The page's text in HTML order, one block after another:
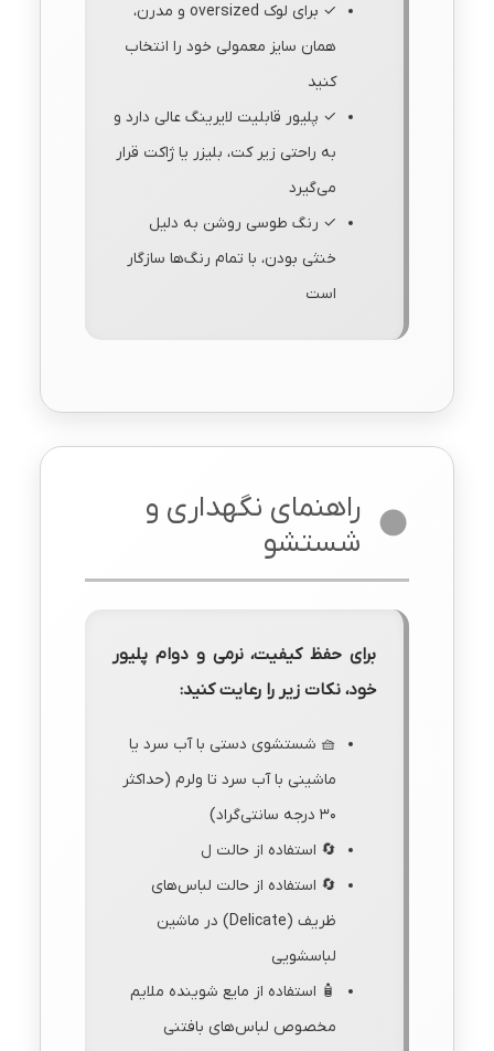
✓ برای لوک oversized و مدرن،
همان سایز معمولی خود را انتخاب
کنید
✓ پلیور قابلیت لایرینگ عالی دارد و
به راحتی زیر کت، بلیزر یا ژاکت قرار
می‌گیرد
✓ رنگ طوسی روشن به دلیل
خنثی بودن، با تمام رنگ‌ها سازگار
است
راهنمای نگهداری و
شستشو
برای حفظ کیفیت، نرمی و دوام پلیور
خود، نکات زیر را رعایت کنید:
🧺 شستشوی دستی با آب سرد یا
ماشینی با آب سرد تا ولرم (حداکثر
۳۰ درجه سانتی‌گراد)
🔄 استفاده از حالت ل
🔄 استفاده از حالت لباس‌های
ظریف (Delicate) در ماشین
لباسشویی
🧴 استفاده از مایع شوینده ملایم
مخصوص لباس‌های بافتنی